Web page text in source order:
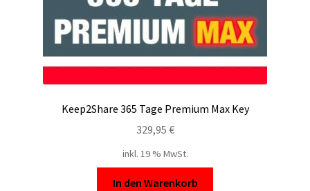
Ex-Load
Keep2Share 365 Tage Premium Max Key
329,95 €
inkl. 19 % MwSt.
In den Warenkorb